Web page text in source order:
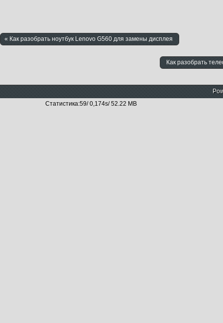
« Как разобрать ноутбук Lenovo G560 для замены дисплея
Как разобрать
Статистика:59/ 0,174s/ 52.22 MB